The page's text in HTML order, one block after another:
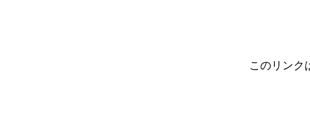
このリンク